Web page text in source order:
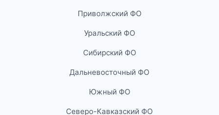
Приволжский ФО
Уральский ФО
Сибирский ФО
Дальневосточный ФО
Южный ФО
Северо-Кавказский ФО